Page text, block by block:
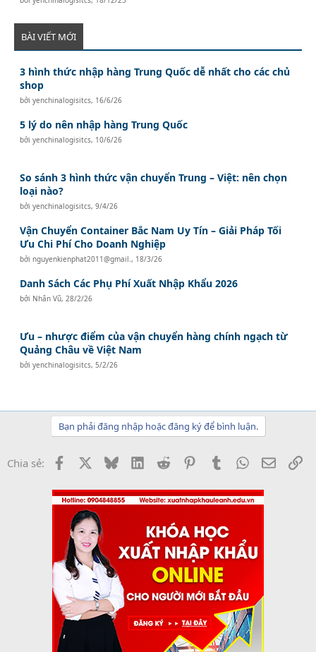
BÀI VIẾT MỚI
3 hình thức nhập hàng Trung Quốc dễ nhất cho các chủ
shop
bởiyenchinalogisitcs, 16/6/26
5 lý do nên nhập hàng Trung Quốc
bởiyenchinalogisitcs, 10/6/26
So sánh 3 hình thức vận chuyển Trung – Việt: nên chọn
loại nào?
bởiyenchinalogisitcs,9/4/26
Vận Chuyển Container Bắc Nam Uy Tín – Giải Pháp Tối
Ưu Chi Phí Cho Doanh Nghiệp
bởinguyenkienphat2011@gmail. , 18/3/26
Danh Sách Các Phụ Phí Xuất Nhập Khẩu 2026
bởi Nhân Vũ, 28/2/26
Ưu – nhược điểm của vận chuyển hàng chính ngạch từ
Quảng Châu về Việt Nam
bởiyenchinalogisitcs, 5/2/26
Bạn phải đăng nhập hoặc đăng ký để bình luận.
Chia sẻ: Facebook BlueskyLinkedInReddit PinterestTumblrWhatsApp
Email